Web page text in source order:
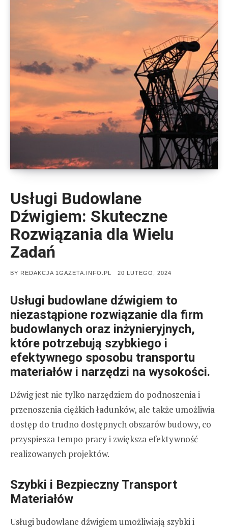
Usługi Budowlane
Dźwigiem: Skuteczne
Rozwiązania dla Wielu
Zadań
BY REDAKCJA 1GAZETA.INFO.PL
POSTED
20 LUTEGO, 2024
Usługi budowlane dźwigiem to
niezastąpione rozwiązanie dla firm
budowlanych oraz inżynieryjnych,
które potrzebują szybkiego i
efektywnego sposobu transportu
materiałów i narzędzi na wysokości.
Dźwig jest nie tylko narzędziem do podnoszenia i
przenoszenia ciężkich ładunków, ale także umożliwia
dostęp do trudno dostępnych obszarów budowy, co
przyspiesza tempo pracy i zwiększa efektywność
realizowanych projektów.
Szybki i Bezpieczny Transport
Materiałów
Usługi budowlane dźwigiem umożliwiają szybki i